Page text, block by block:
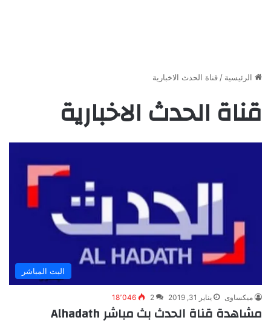
الرئيسية / قناة الحدث الاخبارية
قناة الحدث الاخبارية
البث المباشر
ميكساوى يناير 31, 2019 2 18٬046
مشاهدة قناة الحدث بث مباشر Alhadath